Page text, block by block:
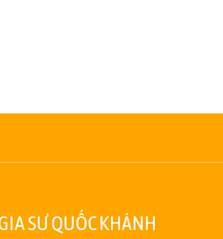
SƯ QUỐC KHÁNH